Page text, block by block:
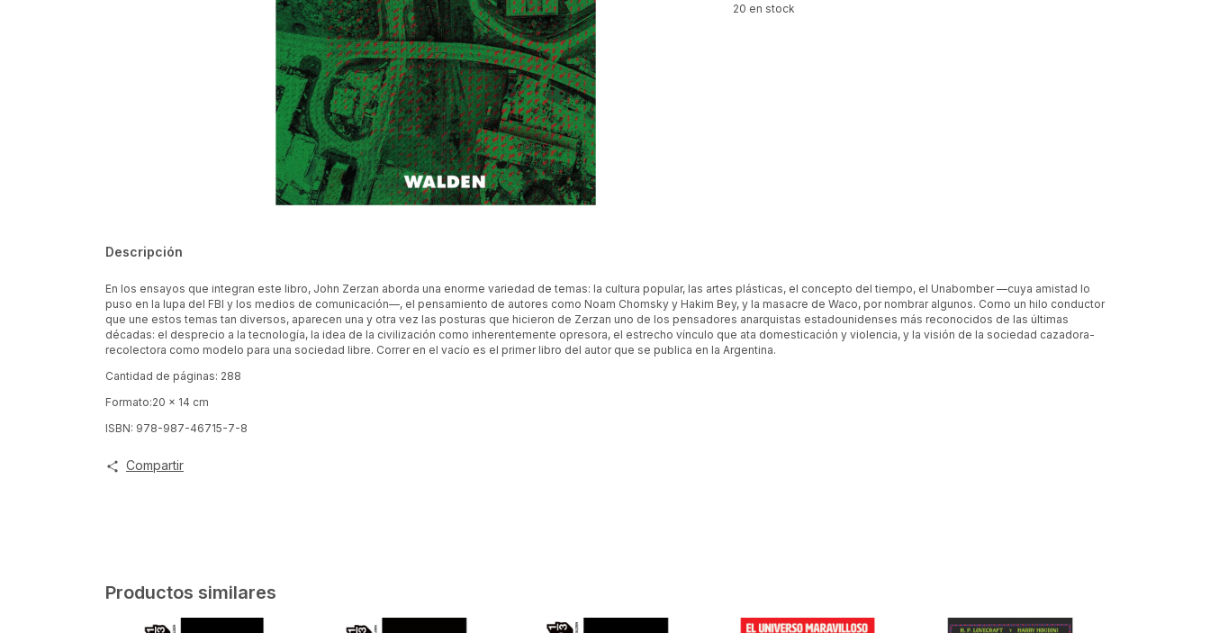
20 en stock
Descripción
En los ensayos que integran este libro, John Zerzan aborda una enorme variedad de temas: la cultura popular, las artes plásticas, el concepto del tiempo, el Unabomber —cuya amistad lo
puso en la lupa del FBI y los medios de comunicación—, el pensamiento de autores como Noam Chomsky y Hakim Bey, y la masacre de Waco, por nombrar algunos. Como un hilo conductor
que une estos temas tan diversos, aparecen una y otra vez las posturas que hicieron de Zerzan uno de los pensadores anarquistas estadounidenses más reconocidos de las últimas
décadas: el desprecio a la tecnología, la idea de la civilización como inherentemente opresora, el estrecho vínculo que ata domesticación y violencia, y la visión de la sociedad cazadora-
recolectora como modelo para una sociedad libre. Correr en el vacío es el primer libro del autor que se publica en la Argentina.
Cantidad de páginas: 288
Formato:20 x 14 cm
ISBN: 978-987-46715-7-8
Compartir
Productos similares